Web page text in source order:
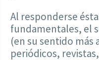
Al responderse
fundamentales, el
(en su sentido
periódicos,